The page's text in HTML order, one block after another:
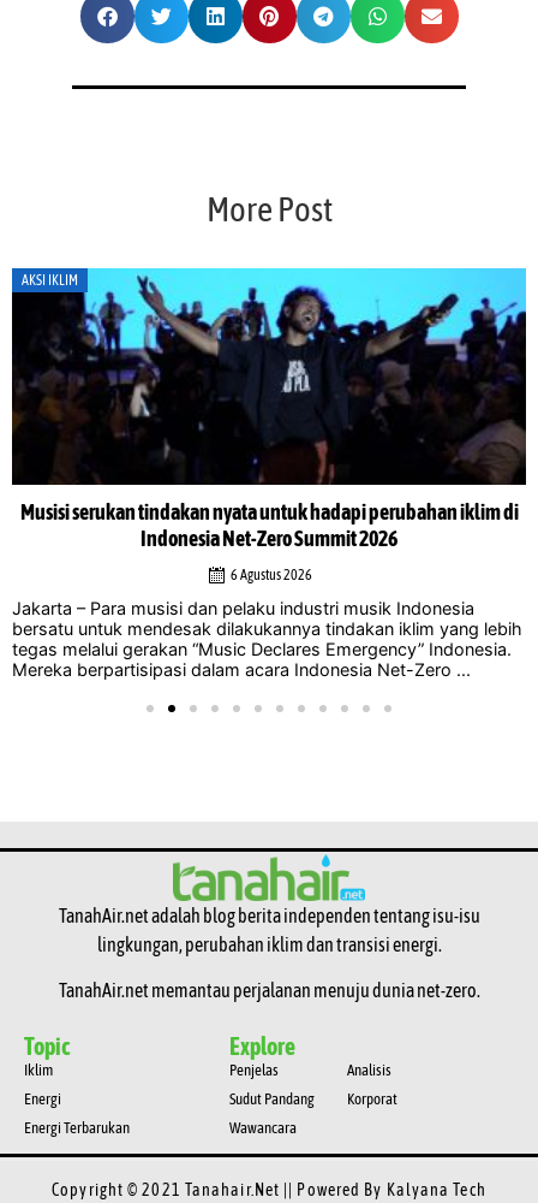
More Post
AKSI IKLIM
Musisi serukan tindakan nyata untuk hadapi perubahan iklim di
Indonesia Net-Zero Summit 2026
6 Agustus 2026
Jakarta – Para musisi dan pelaku industri musik Indonesia
bersatu untuk mendesak dilakukannya tindakan iklim yang lebih
tegas melalui gerakan “Music Declares Emergency” Indonesia.
Mereka berpartisipasi dalam acara Indonesia Net-Zero ...
TanahAir.net adalah blog berita independen tentang isu-isu
lingkungan, perubahan iklim dan transisi energi.
TanahAir.net memantau perjalanan menuju dunia net-zero.
Topic
Iklim
Energi
Energi Terbarukan
Explore
Penjelas
Sudut Pandang
Wawancara
Analisis
Korporat
Copyright © 2021 Tanahair.net || Powered By Kalyana Tech